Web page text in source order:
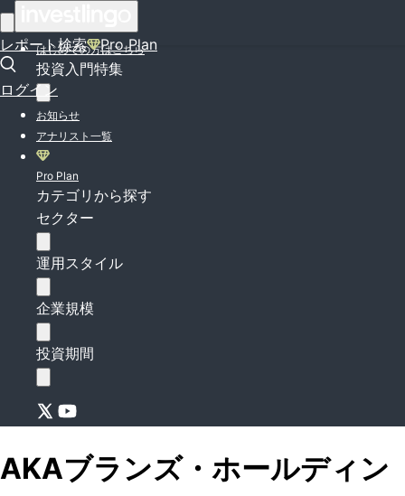
レポート検索 Pro Plan
ログイン
はじめての方はこちら
投資入門特集
お知らせ
アナリスト一覧
Pro Plan
カテゴリから探す
セクター
運用スタイル
企業規模
投資期間
AKAブランズ・ホールディン